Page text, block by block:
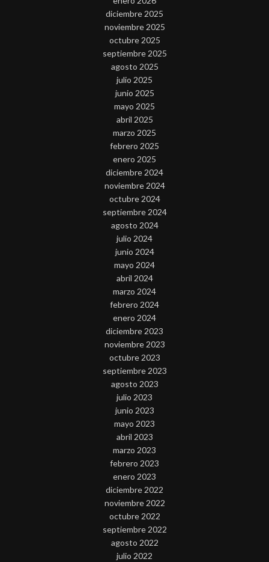
diciembre 2025
noviembre 2025
octubre 2025
septiembre 2025
agosto 2025
julio 2025
junio 2025
mayo 2025
abril 2025
marzo 2025
febrero 2025
enero 2025
diciembre 2024
noviembre 2024
octubre 2024
septiembre 2024
agosto 2024
julio 2024
junio 2024
mayo 2024
abril 2024
marzo 2024
febrero 2024
enero 2024
diciembre 2023
noviembre 2023
octubre 2023
septiembre 2023
agosto 2023
julio 2023
junio 2023
mayo 2023
abril 2023
marzo 2023
febrero 2023
enero 2023
diciembre 2022
noviembre 2022
octubre 2022
septiembre 2022
agosto 2022
julio 2022